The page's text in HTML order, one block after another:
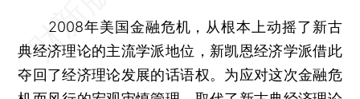
2008年美国金融危机，从根本上动摇了新古
典经济理论的主流学派地位，新凯恩经济学派借此
夺回了经济理论发展的话语权。为应对这次金融危